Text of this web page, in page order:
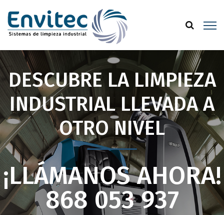
DESCUBRE LA LIMPIEZA
INDUSTRIAL LLEVADA A
OTRO NIVEL
¡LLÁMANOS AHORA!
868 053 937